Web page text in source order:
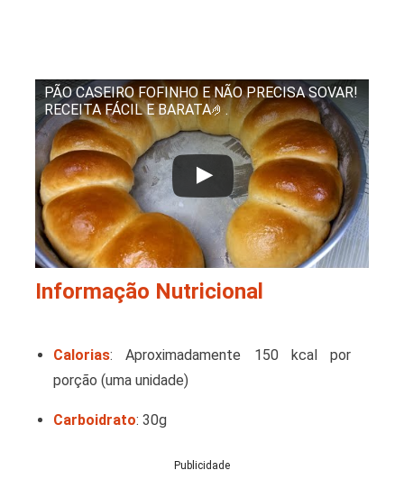
PÃO CASEIRO FOFINHO E NÃO PRECISA SOVAR!
RECEITA FÁCIL E BARATA🤌.
Informação Nutricional
Calorias: Aproximadamente 150 kcal por
porção (uma unidade)
Carboidrato: 30g
Publicidade